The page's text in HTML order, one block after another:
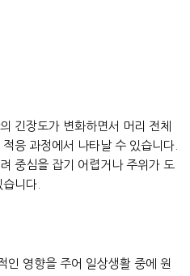
긴장도가 변화하면서 머리 전체
응 과정에서 나타날 수 있습니다.
중심을 잡기 어렵거나 주위가 도
니다.
인 영향을 주어 일상생활 중에 원